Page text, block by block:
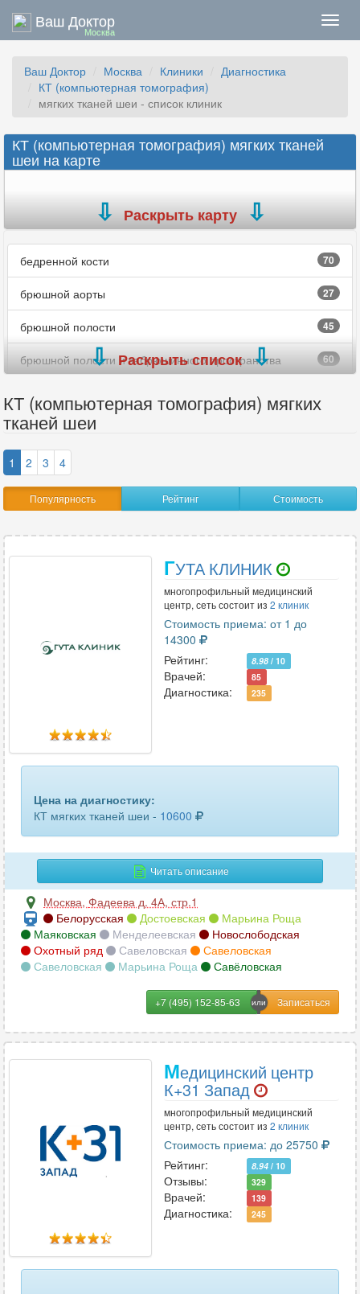
Ваш Доктор
Москва
Ваш Доктор Москва Клиники
Диагностика
КТ (компьютерная томография)
мягких тканей шеи - список клиник
КТ (компьютерная томография) мягких тканей
шеи на карте
Раскрыть карту
бедренной кости 70
брюшной аорты 27
брюшной полости 45
брюшной полости и забрюшинного пространства 60
верхних конечностей (рук)
виртуальная колоноскопия
височно-нижнечелюстных суставов (ВНЧС)
височных костей 83
всего позвоночника
глазницы
гортани
грудной аорты
двух челюстей 96
желудка 3
желчного пузыря
зубов
КЛКТ ВНЧС (височно-нижнечелюстного сустава) 12
копчика 45
Раскрыть список
КТ (компьютерная томография) мягких
тканей шеи
1 2 3 4
Популярность Рейтинг Стоимость
ГУТА КЛИНИК
многопрофильный медицинский
центр, сеть состоит из 2 клиник
Стоимость приема: от 1 до
14300
Рейтинг:
8.98 / 10
Врачей: 85
Диагностика: 235
Цена на диагностику:
КТ мягких тканей шеи - 10600
Читать описание
Москва, Фадеева д. 4А, стр.1
Белорусская
Достоевская
Марьина Роща
Маяковская
Менделеевская
Новослободская
Охотный ряд
Савеловская
Савеловская
Савеловская
Марьина Роща Савёловская
+7 (495) 152-85-63
Медицинский центр
К+31 Запад
многопрофильный медицинский
центр, сеть состоит из 2 клиник
Стоимость приема: до 25750
Рейтинг:
8.94 / 10
Отзывы: 329
Врачей: 139
Диагностика: 245